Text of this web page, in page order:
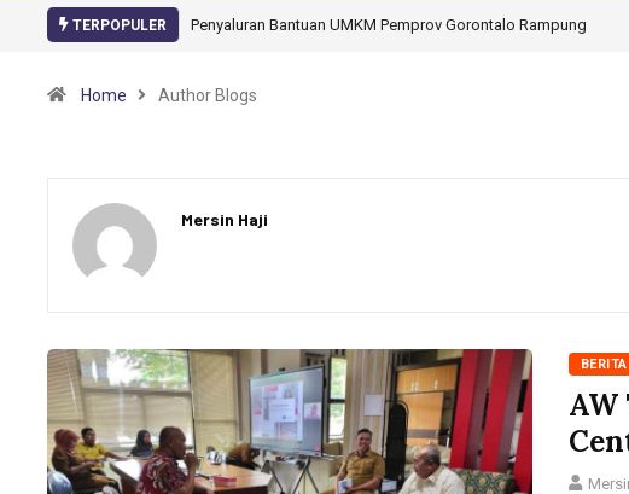
TERPOPULER Gorontalo Ikut Dukung Program SMA Unggul Garuda
Home Author Blogs
Mersin Haji
BERITA
AW